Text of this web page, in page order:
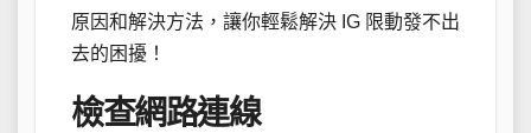
原因和解決方法，讓你輕鬆解決 IG 限動發不出
去的困擾！
檢查網路連線